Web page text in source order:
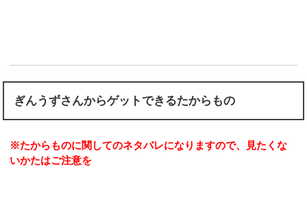
ぎんうずさんからゲットできるたからもの
※たからものに関してのネタバレになりますので、見たくな
いかたはご注意を